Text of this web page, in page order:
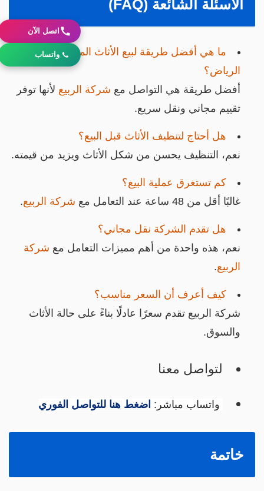
اتصل الآن
واتساب
الأسئلة الشائعة (FAQ)
ما هي أفضل طريقة لبيع الأثاث المستعمل وسط
الرياض؟
أفضل طريقة هي التواصل معشركة الربيعلأنها توفر
تقييم مجاني ونقل سريع.
هل أحتاج لتنظيف الأثاث قبل البيع؟
نعم، التنظيف يحسن من شكل الأثاث ويزيد من قيمته.
كم تستغرق عملية البيع؟
غالبًا أقل من 48 ساعة عند التعامل مع
شركة الربيع.
هل تقدم الشركة نقل مجاني؟
نعم، هذه واحدة من أهم مميزات التعامل معشركة
الربيع.
كيف أعرف أن السعر مناسب؟
شركة الربيع تقدم سعرًا عادلًا بناءً على حالة الأثاث
والسوق.
لتواصل معنا
واتساب مباشر:اضغط هنا للتواصل الفوري
خاتمة